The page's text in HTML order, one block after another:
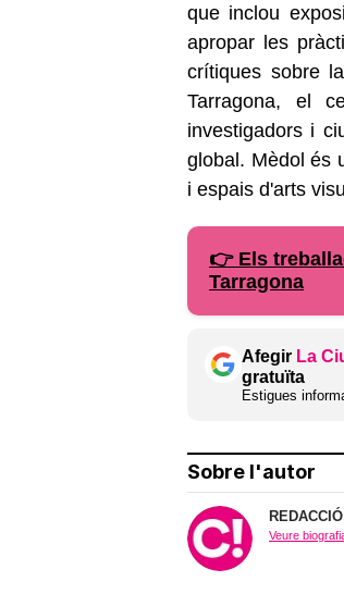
que inclou
apropar les
crítiques sobre
Tarragona, el
investigadors i
global. Mèdol és
i espais d'arts
👉 Els
Tarragona
Afegir La
gratuïta
Estigues
Sobre l'autor
REDACCIÓ
Veure